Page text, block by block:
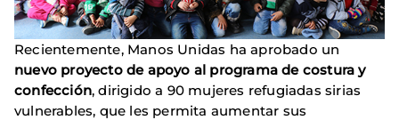
Recientemente, Manos Unidas ha aprobado un
nuevo proyecto de apoyo al programa de costura y
confección, dirigido a 90 mujeres refugiadas sirias
vulnerables, que les permita aumentar sus